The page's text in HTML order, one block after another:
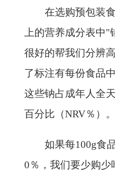
在选购预包装
上的营养成分表中"
很好的帮我们分辨
了标注有每份食品
这些钠占成年人全
百分比（NRV％）。
如果每100g食
0％，我们要少购少